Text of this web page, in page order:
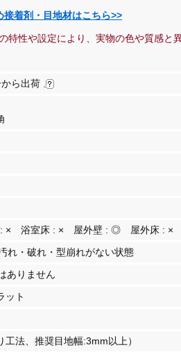
接着剤・目地材はこちら>>
特性や設定により、実物の色や質感と
ら出荷
× 浴室床 : × 屋外壁 : ◎ 屋外床 : ×
れ・破れ・型崩れがない状態
ありません
ット
工法、推奨目地幅:3mm以上）